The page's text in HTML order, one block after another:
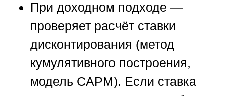
При доходном подходе —
проверяет расчёт ставки
дисконтирования (метод
кумулятивного построения,
модель CAPM). Если ставка